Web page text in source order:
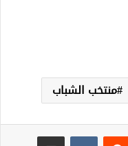
منتخب الشباب